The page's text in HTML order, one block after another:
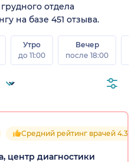
отдела
на базе 451 отзыва.
Утро
до 11:00
Вечер
после 18:00
Средний рейтинг врачей 4.3
центр диагностики